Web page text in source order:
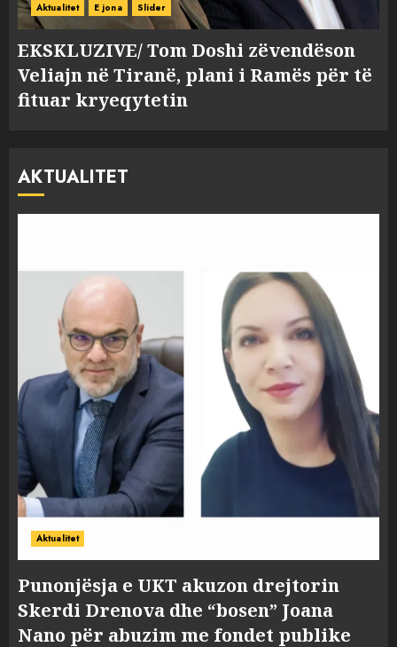
Aktualitet E jona Slider
EKSKLUZIVE/ Tom Doshi zëvendëson
Veliajn në Tiranë, plani i Ramës për të
fituar kryeqytetin
AKTUALITET
Aktualitet
Punonjësja e UKT akuzon drejtorin
Skerdi Drenova dhe “bosen” Joana
Nano për abuzim me fondet publike